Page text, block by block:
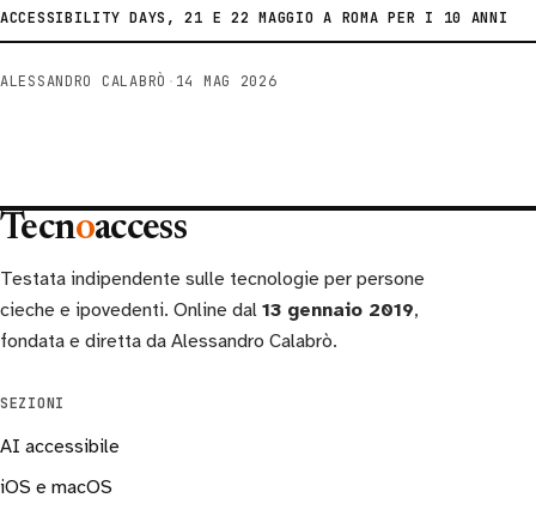
ACCESSIBILITY DAYS, 21 E 22 MAGGIO A ROMA PER I 10 ANNI
ALESSANDRO CALABRÒ · 14 MAG 2026
Tecnoaccess
Testata indipendente sulle tecnologie per persone
cieche e ipovedenti. Online dal 13 gennaio 2019,
fondata e diretta da Alessandro Calabrò.
SEZIONI
AI accessibile
iOS e macOS